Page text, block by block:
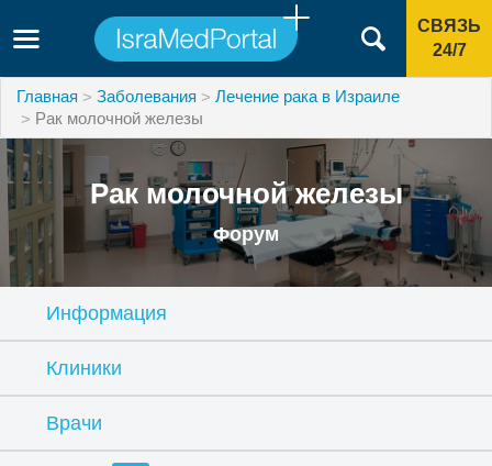
СВЯЗЬ
24/7
Главная Заболевания
Лечение рака в Израиле
Рак молочной железы
Рак молочной железы
Форум
Информация
Клиники
Врачи